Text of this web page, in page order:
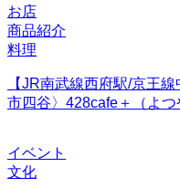
お店
商品紹介
料理
【JR南武線西府駅/京王
市四谷〉428cafe＋（よ
イベント
文化